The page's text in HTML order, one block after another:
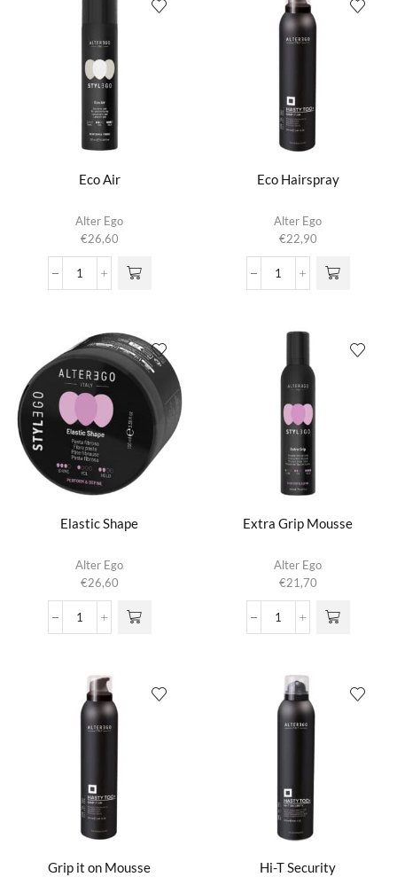
Eco Air
Alter Ego
€26,60
Eco
Eco Hairspray
Alter Ego
€22,90
Eco
Elastic Shape
Alter Ego
€26,60
Elastic
Extra Grip Mousse
Alter Ego
€21,70
Extra
aantal
Grip it on Mousse Hi-T Security